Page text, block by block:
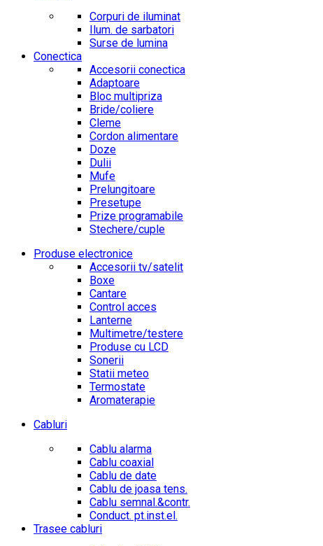
Corpuri de iluminat
Ilum. de sarbatori
Surse de lumina
Conectica
Accesorii conectica
Adaptoare
Bloc multipriza
Bride/coliere
Cleme
Cordon alimentare
Doze
Dulii
Mufe
Prelungitoare
Presetupe
Prize programabile
Stechere/cuple
Produse electronice
Accesorii tv/satelit
Boxe
Cantare
Control acces
Lanterne
Multimetre/testere
Produse cu LCD
Sonerii
Statii meteo
Termostate
Aromaterapie
Cabluri
Cablu alarma
Cablu coaxial
Cablu de date
Cablu de joasa tens.
Cablu semnal.&contr.
Conduct. pt.inst.el.
Trasee cabluri